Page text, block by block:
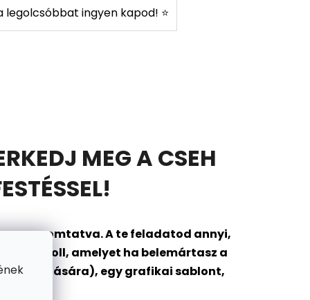
legolcsóbbat ingyen kapod! ⭐
MEG A CSEH
nyomtatva. A te feladatod annyi,
toll, amelyet ha belemártasz a
tárolására), egy grafikai sablont,